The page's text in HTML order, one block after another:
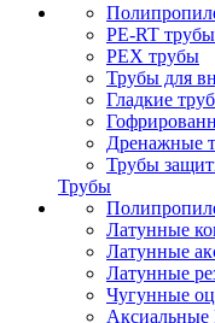
PE-RT трубы
PEX трубы
Трубы для
Гладкие
Дренажные
Трубы
Трубы
Латунные
Латунные
Латунные
Чугунные
Аксиальные